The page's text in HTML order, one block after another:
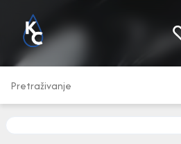
Pogledaj sve